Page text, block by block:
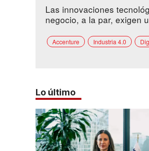
Las innovaciones
negocio, a la par, exigen
Accenture Industria 4.0
Lo último